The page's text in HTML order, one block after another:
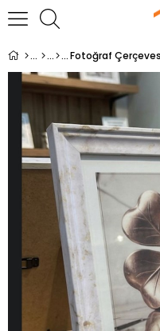
Fotoğraf